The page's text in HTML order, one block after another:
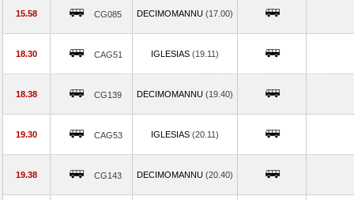
15.58 CG085 DECIMOMANNU (17.00)
18.30 CAG51 IGLESIAS (19.11)
18.38 CG139 DECIMOMANNU (19.40)
19.30 CAG53 IGLESIAS (20.11)
19.38 CG143 DECIMOMANNU (20.40)